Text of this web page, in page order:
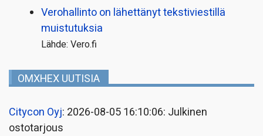
Verohallinto on lähettänyt tekstiviestillä
muistutuksia
Lähde: Vero.fi
OMXHEX UUTISIA
Citycon Oyj: 2026-08-05 16:10:06: Julkinen
ostotarjous